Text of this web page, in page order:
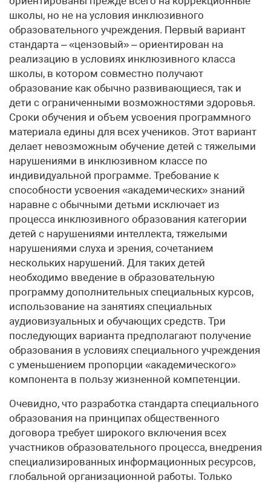
школы, но не на условия инклюзивного
образовательного учреждения. Первый вариант
стандарта – «цензовый» – ориентирован на
реализацию в условиях инклюзивного класса
школы, в котором совместно получают
образование как обычно развивающиеся, так и
дети с ограниченными возможностями здоровья.
Сроки обучения и объем усвоения программного
материала едины для всех учеников. Этот вариант
делает невозможным обучение детей с тяжелыми
нарушениями в инклюзивном классе по
индивидуальной программе. Требование к
способности усвоения «академических» знаний
наравне с обычными детьми исключает из
процесса инклюзивного образования категории
детей с нарушениями интеллекта, тяжелыми
нарушениями слуха и зрения, сочетанием
нескольких нарушений. Для таких детей
необходимо введение в образовательную
программу дополнительных специальных курсов,
использование на занятиях специальных
аудиовизуальных и обучающих средств. Три
последующих варианта предполагают получение
образования в условиях специального учреждения
с уменьшением пропорции «академического»
компонента в пользу жизненной компетенции.
Очевидно, что разработка стандарта специального
образования на принципах общественного
договора требует широкого включения всех
участников образовательного процесса, внедрения
специализированных информационных ресурсов,
глобальной организационной работы. Только